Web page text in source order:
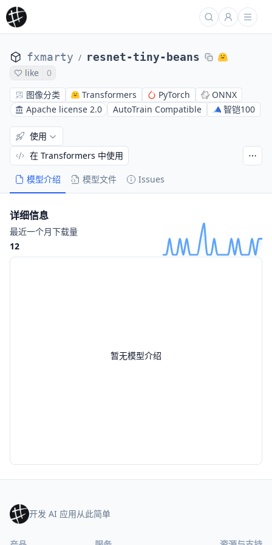
fxmarty / resnet-tiny-beans
like
0
图像分类
Transformers PyTorch
ONNX
Apache license 2.0
AutoTrain Compatible 智铠100
模型介绍 模型文件 Issues
使用
在 Transformers 中使用
暂无模型介绍
详细信息
最近一个月下载量
12
开发 AI 应用从此简单